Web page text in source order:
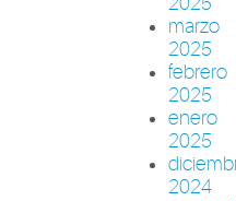
marzo
2025
febrero
2025
enero
2025
2024